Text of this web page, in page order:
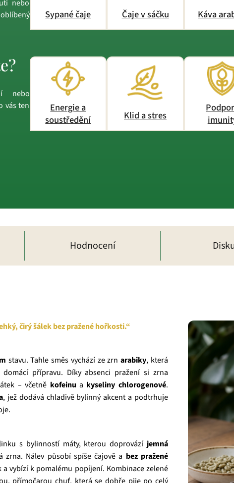
nebo
Sypané čaje Čaje v sáčku Káva
nebo
vás ten
Energie a
soustředění
Klid a stres
Hodnocení
čirý šálek bez pražené hořkosti.“
stavu. Tahle směs vychází ze zrnarabiky, která
přípravu. Díky absenci pražení si zrna
– včetně kofeinu a kyseliny chlorogenové.
, jež dodává chladivě bylinný akcent a podtrhuje
s bylinností máty, kterou doprovázíjemná
zrna. Nálev působí spíše čajově a bez pražené
a vybízí k pomalému popíjení. Kombinace zelené